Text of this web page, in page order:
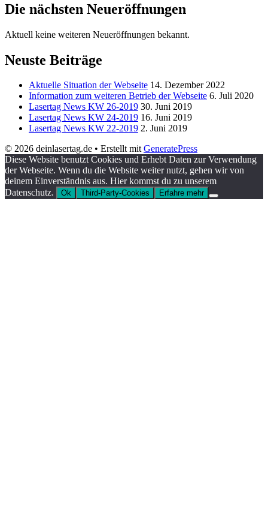
Die nächsten Neueröffnungen
Aktuell keine weiteren Neueröffnungen bekannt.
Neuste Beiträge
Aktuelle Situation der Webseite 14. Dezember 2022
Information zum weiteren Betrieb der Webseite 6. Juli 2020
Lasertag News KW 26-2019 30. Juni 2019
Lasertag News KW 24-2019 16. Juni 2019
Lasertag News KW 22-2019 2. Juni 2019
© 2026 deinlasertag.de • Erstellt mitGeneratePress
Diese Website benutzt Cookies und Erhebt Daten zur Verwendung
der Webseite. Wenn du die Website weiter nutzt, gehen wir von
deinem Einverständnis aus. Hier kommst du zu unserem
Datenschutz.
Ok Third-Party-Cookies Erfahre mehr